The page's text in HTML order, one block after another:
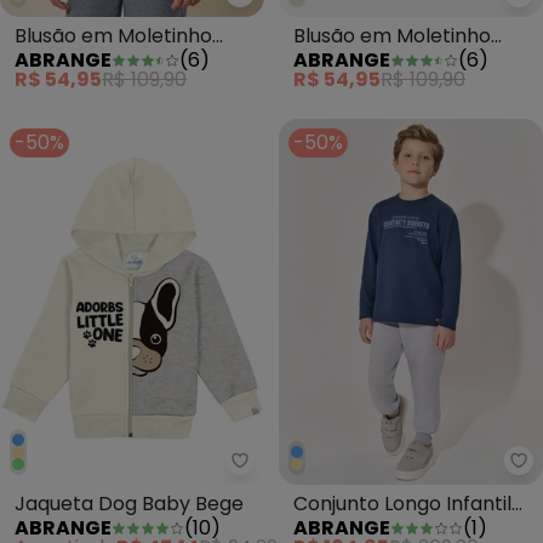
Blusão em Moletinho
Waffle Infantil Menino
Azul
ABRANGE (6)
R$ 54,95R$ 109,90
Blusão em Moletinho
Waffle Infantil Menino
Bege
ABRANGE (6)
R$ 54,95R$ 109,90
-50%
Abrange - Jaqueta Dog Baby
Jaqueta Dog Baby Bege
ABRANGE
(10)
-50%
Conjunto Longo Infantil
Menino Creativity Azul
ABRANGE (1)